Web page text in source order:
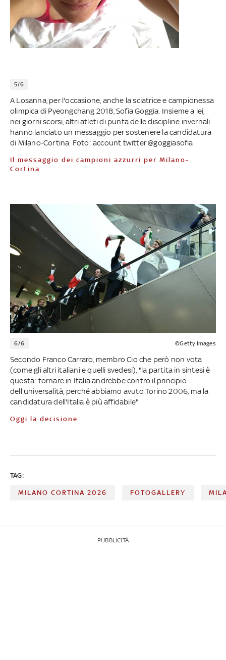
5/6
A Losanna, per l'occasione, anche la sciatrice e campionessa
olimpica di Pyeongchang 2018, Sofia Goggia. Insieme a lei,
nei giorni scorsi, altri atleti di punta delle discipline invernali
hanno lanciato un messaggio per sostenere la candidatura
di Milano-Cortina. Foto: account twitter @goggiasofia
Il messaggio dei campioni azzurri per Milano-
Cortina
6/6 ©Getty Images
Secondo Franco Carraro, membro Cio che però non vota
(come gli altri italiani e quelli svedesi), "la partita in sintesi è
questa: tornare in Italia andrebbe contro il principio
dell'universalità, perché abbiamo avuto Torino 2006, ma la
candidatura dell'Italia è più affidabile"
Oggi la decisione
TAG:
MILANO CORTINA 2026 FOTOGALLERY
PUBBLICITÀ